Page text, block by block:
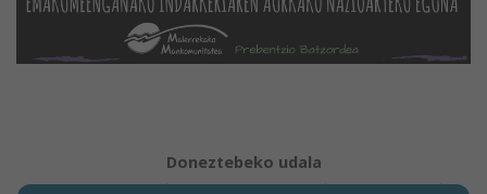
Doneztebeko udala